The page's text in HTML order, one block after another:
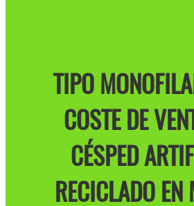
TIPO
COSTE DE
CÉSPED
RECICLADO